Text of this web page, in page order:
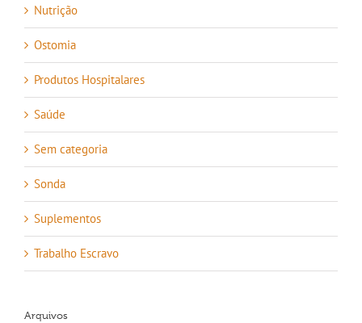
Nutrição
Ostomia
Produtos Hospitalares
Saúde
Sem categoria
Sonda
Suplementos
Trabalho Escravo
Arquivos